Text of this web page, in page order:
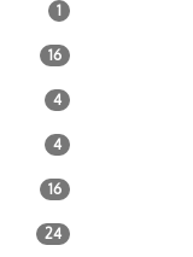
1
16
4
4
16
24